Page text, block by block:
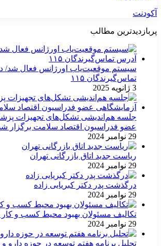
آکودنت
پربازدیدترین مطالب
سیستم موقعیت‌یاب اورژانس فعال شد/
تماس‌گیرندگان ۱۱۵
3 ژانویه 2025
جلسه هم‌اندیشی تشکل‌های تجهیزات
عضو فدراسیون اقتصاد سلامت برگزار
29 نوامبر 2024
ریاست جدید اتاق بازرگانی تهران
29 نوامبر 2024
درگذشت پدر دکتر کبریایی زاده
29 نوامبر 2024
تکالیف مسئولان بهبود محیط کسب و کار
29 نوامبر 2024
تحلیل برنامه هفتم توسعه در حوزه دارو